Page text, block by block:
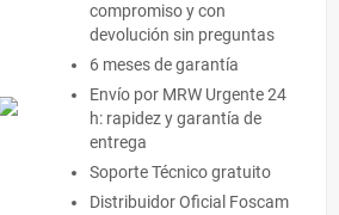
compromiso y con
devolución sin preguntas
6 meses de garantía
Envío por MRW Urgente 24
h: rapidez y garantía de
entrega
Soporte Técnico gratuito
Distribuidor Oficial Foscam